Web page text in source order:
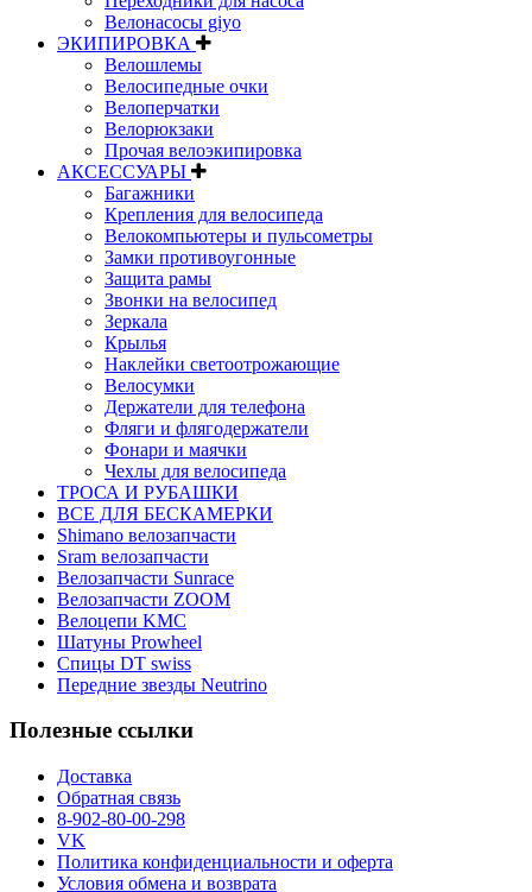
Велонасосы giyo
ЭКИПИРОВКА
Велошлемы
Велосипедные очки
Велоперчатки
Велорюкзаки
Прочая велоэкипировка
АКСЕССУАРЫ
Багажники
Крепления для велосипеда
Велокомпьютеры и пульсометры
Замки противоугонные
Защита рамы
Звонки на велосипед
Зеркала
Крылья
Наклейки светоотрожающие
Велосумки
Держатели для телефона
Фляги и флягодержатели
Фонари и маячки
Чехлы для велосипеда
ТРОСА И РУБАШКИ
ВСЕ ДЛЯ БЕСКАМЕРКИ
Shimano велозапчасти
Sram велозапчасти
Велозапчасти Sunrace
Велозапчасти ZOOM
Велоцепи KMC
Шатуны Prowheel
Спицы DT swiss
Передние звезды Neutrino
Полезные ссылки
Доставка
Обратная связь
8-902-80-00-298
VK
Политика конфиденциальности и оферта
Условия обмена и возврата